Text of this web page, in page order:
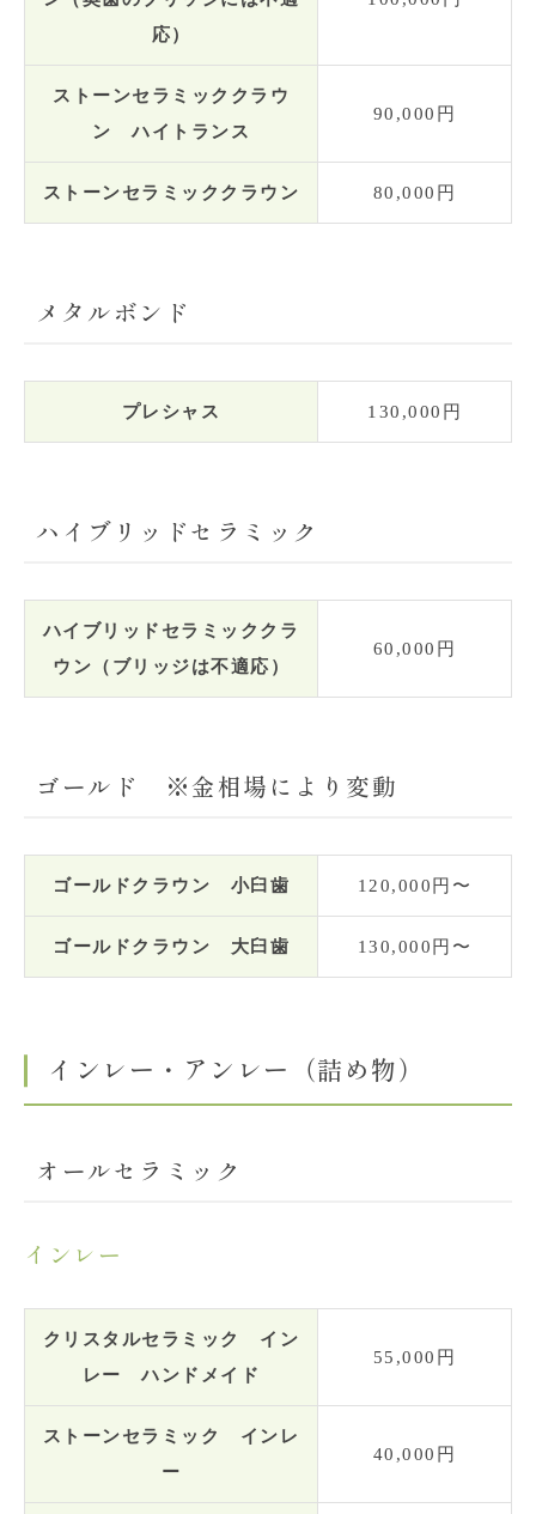
応）
ストーンセラミッククラウ
ン ハイトランス
90,000円
ストーンセラミッククラウン 80,000円
メタルボンド
プレシャス 130,000円
ハイブリッドセラミック
ハイブリッドセラミッククラ
ウン（ブリッジは不適応）
60,000円
ゴールド ※金相場により変動
ゴールドクラウン 小臼歯 120,000円〜
ゴールドクラウン 大臼歯 130,000円〜
インレー・アンレー（詰め物）
オールセラミック
インレー
クリスタルセラミック イン
レー ハンドメイド
55,000円
ストーンセラミック インレ
ー
40,000円